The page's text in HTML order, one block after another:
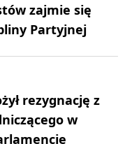
zajmie się
Partyjnej
rezygnację z
w